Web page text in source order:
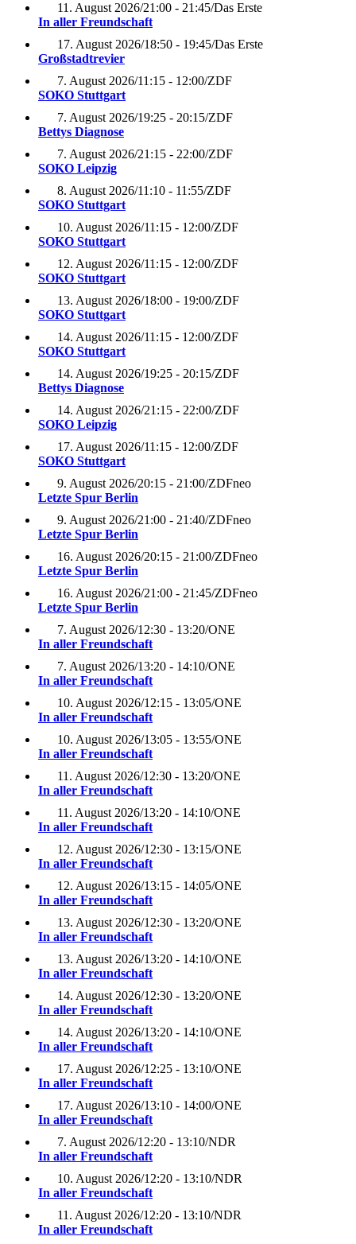
11. August 2026/21:00 - 21:45/Das Erste
In aller Freundschaft
17. August 2026/18:50 - 19:45/Das Erste
Großstadtrevier
7. August 2026/11:15 - 12:00/ZDF
SOKO Stuttgart
7. August 2026/19:25 - 20:15/ZDF
Bettys Diagnose
7. August 2026/21:15 - 22:00/ZDF
SOKO Leipzig
8. August 2026/11:10 - 11:55/ZDF
SOKO Stuttgart
10. August 2026/11:15 - 12:00/ZDF
SOKO Stuttgart
12. August 2026/11:15 - 12:00/ZDF
SOKO Stuttgart
13. August 2026/18:00 - 19:00/ZDF
SOKO Stuttgart
14. August 2026/11:15 - 12:00/ZDF
SOKO Stuttgart
14. August 2026/19:25 - 20:15/ZDF
Bettys Diagnose
14. August 2026/21:15 - 22:00/ZDF
SOKO Leipzig
17. August 2026/11:15 - 12:00/ZDF
SOKO Stuttgart
9. August 2026/20:15 - 21:00/ZDFneo
Letzte Spur Berlin
9. August 2026/21:00 - 21:40/ZDFneo
Letzte Spur Berlin
16. August 2026/20:15 - 21:00/ZDFneo
Letzte Spur Berlin
16. August 2026/21:00 - 21:45/ZDFneo
Letzte Spur Berlin
7. August 2026/12:30 - 13:20/ONE
In aller Freundschaft
7. August 2026/13:20 - 14:10/ONE
In aller Freundschaft
10. August 2026/12:15 - 13:05/ONE
In aller Freundschaft
10. August 2026/13:05 - 13:55/ONE
In aller Freundschaft
11. August 2026/12:30 - 13:20/ONE
In aller Freundschaft
11. August 2026/13:20 - 14:10/ONE
In aller Freundschaft
12. August 2026/12:30 - 13:15/ONE
In aller Freundschaft
12. August 2026/13:15 - 14:05/ONE
In aller Freundschaft
13. August 2026/12:30 - 13:20/ONE
In aller Freundschaft
13. August 2026/13:20 - 14:10/ONE
In aller Freundschaft
14. August 2026/12:30 - 13:20/ONE
In aller Freundschaft
14. August 2026/13:20 - 14:10/ONE
In aller Freundschaft
17. August 2026/12:25 - 13:10/ONE
In aller Freundschaft
17. August 2026/13:10 - 14:00/ONE
In aller Freundschaft
7. August 2026/12:20 - 13:10/NDR
In aller Freundschaft
10. August 2026/12:20 - 13:10/NDR
In aller Freundschaft
11. August 2026/12:20 - 13:10/NDR
In aller Freundschaft